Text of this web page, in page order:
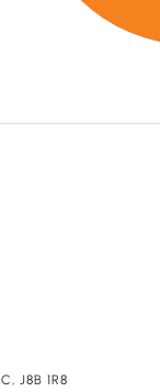
J8B 1R8